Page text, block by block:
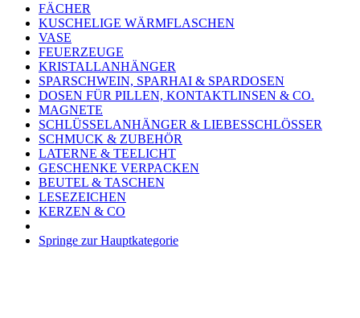
FÄCHER
KUSCHELIGE WÄRMFLASCHEN
VASE
FEUERZEUGE
KRISTALLANHÄNGER
SPARSCHWEIN, SPARHAI & SPARDOSEN
DOSEN FÜR PILLEN, KONTAKTLINSEN & CO.
MAGNETE
SCHLÜSSELANHÄNGER & LIEBESSCHLÖSSER
SCHMUCK & ZUBEHÖR
LATERNE & TEELICHT
GESCHENKE VERPACKEN
BEUTEL & TASCHEN
LESEZEICHEN
KERZEN & CO
Springe zur Hauptkategorie